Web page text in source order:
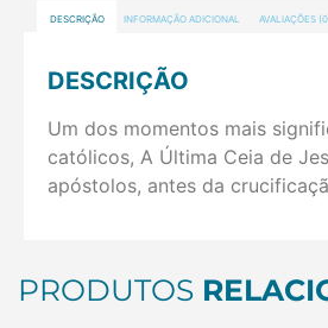
DESCRIÇÃO INFORMAÇÃO ADICIONAL AVALIAÇÕES
DESCRIÇÃO
Um dos momentos mais
católicos, A Última Ceia de
apóstolos, antes da
PRODUTOS